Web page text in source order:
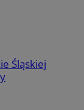
Śląskiej